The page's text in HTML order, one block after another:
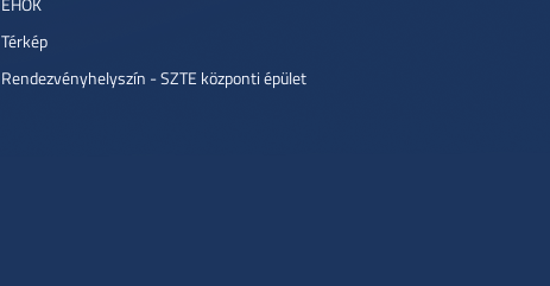
Térkép
Rendezvényhelyszín - SZTE központi épület